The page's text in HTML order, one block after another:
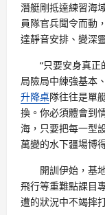
潛艇剛抵達練習海
員隊官兵聞令而動
達靜音安排、變深
“只要安身真
局險局中練強基本
升降桌隊往往是單
換。你必須體會到
海，只要把每一型
萬變的水下疆場博
開訓伊始，基
飛行等重難點課目
遭的狀況中不竭摔